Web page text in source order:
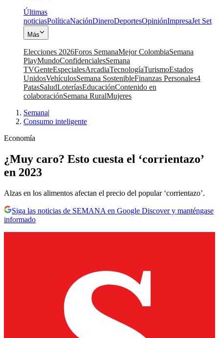
Últimas
noticiasPolíticaNaciónDineroDeportesOpiniónImpresaJet Set
Más
Elecciones 2026Foros SemanaMejor ColombiaSemana
PlayMundoConfidencialesSemana
TVGenteEspecialesArcadiaTecnologíaTurismoEstados
UnidosVehículosSemana SostenibleFinanzas Personales4
PatasSaludLoteríasEducaciónContenido en
colaboraciónSemana RuralMujeres
Semana|
Consumo inteligente
Economía
¿Muy caro? Esto cuesta el ‘corrientazo’
en 2023
Alzas en los alimentos afectan el precio del popular ‘corrientazo’.
Siga las noticias de SEMANA en Google Discover y manténgase
informado